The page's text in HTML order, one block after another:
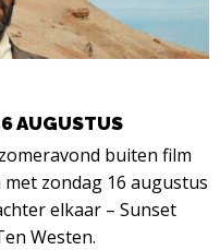
AUGUSTUS
buiten film
zondag 16 augustus
elkaar – Sunset
Westen.